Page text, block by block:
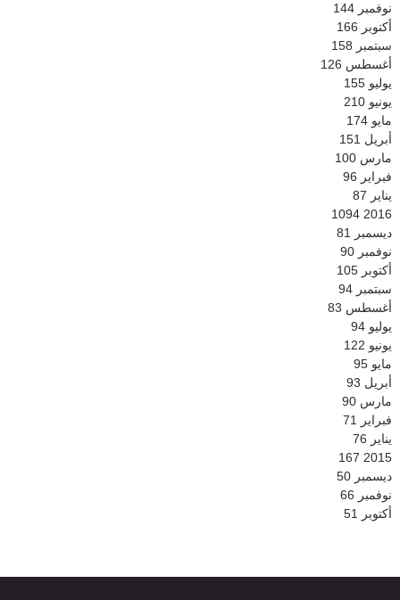
نوفمبر 144
أكتوبر 166
سبتمبر 158
أغسطس 126
يوليو 155
يونيو 210
مايو 174
أبريل 151
مارس 100
فبراير 96
يناير 87
2016
1094
ديسمبر 81
نوفمبر 90
أكتوبر 105
سبتمبر 94
أغسطس 83
يوليو 94
يونيو 122
مايو 95
أبريل 93
مارس 90
فبراير 71
يناير 76
2015
167
ديسمبر 50
نوفمبر 66
أكتوبر 51